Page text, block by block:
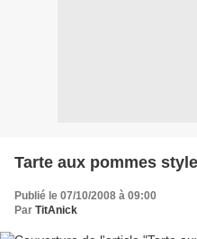
Tarte aux pommes
Publié le 07/10/2008 à 09:00
Par TitAnick